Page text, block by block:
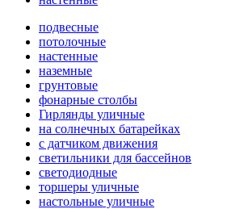
подвесные
потолочные
настенные
наземные
грунтовые
фонарные столбы
Гирлянды уличные
на солнечных батарейках
с датчиком движения
светильники для бассейнов
светодиодные
торшеры уличные
настольные уличные